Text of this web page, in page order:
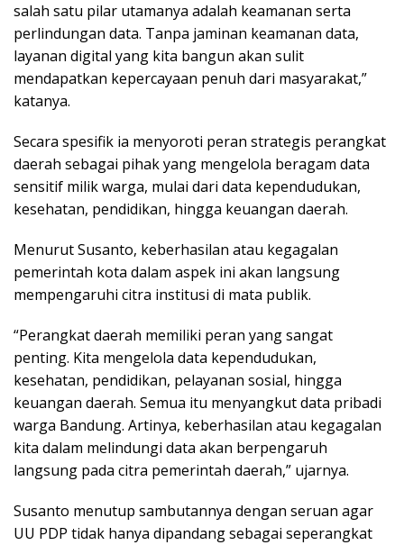
salah satu pilar utamanya adalah keamanan serta
perlindungan data. Tanpa jaminan keamanan data,
layanan digital yang kita bangun akan sulit
mendapatkan kepercayaan penuh dari masyarakat,”
katanya.
Secara spesifik ia menyoroti peran strategis perangkat
daerah sebagai pihak yang mengelola beragam data
sensitif milik warga, mulai dari data kependudukan,
kesehatan, pendidikan, hingga keuangan daerah.
Menurut Susanto, keberhasilan atau kegagalan
pemerintah kota dalam aspek ini akan langsung
mempengaruhi citra institusi di mata publik.
“Perangkat daerah memiliki peran yang sangat
penting. Kita mengelola data kependudukan,
kesehatan, pendidikan, pelayanan sosial, hingga
keuangan daerah. Semua itu menyangkut data pribadi
warga Bandung. Artinya, keberhasilan atau kegagalan
kita dalam melindungi data akan berpengaruh
langsung pada citra pemerintah daerah,” ujarnya.
Susanto menutup sambutannya dengan seruan agar
UU PDP tidak hanya dipandang sebagai seperangkat